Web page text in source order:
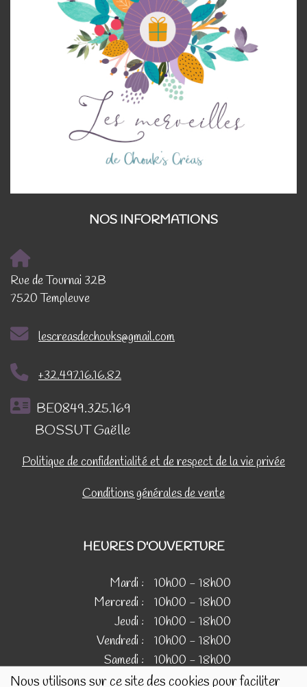
Nous utilisons sur ce site des cookies pour faciliter
NOS INFORMATIONS
Rue de Tournai 32B
7520 Templeuve
lescreasdechouks@gmail.com
+32.497.16.16.82
BE0849.325.169
BOSSUT Gaëlle
Politique de confidentialité et de respect de la vie privée
Conditions générales de vente
HEURES D'OUVERTURE
Mardi :
10h00 - 18h00
Mercredi :
10h00 - 18h00
Jeudi :
10h00 - 18h00
Vendredi :
10h00 - 18h00
Samedi :
10h00 - 18h00